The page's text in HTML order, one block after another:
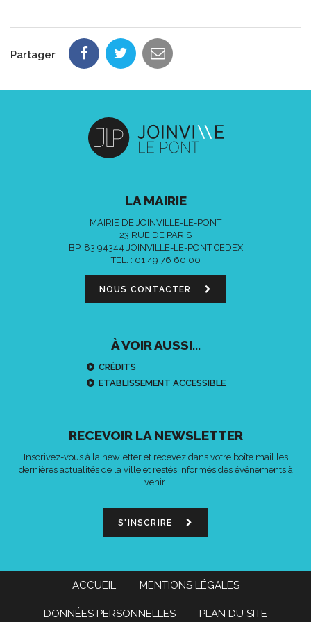
Partager
LA MAIRIE
MAIRIE DE JOINVILLE-LE-PONT
23 RUE DE PARIS
BP. 83 94344 JOINVILLE-LE-PONT CEDEX
TÉL. : 01 49 76 60 00
NOUS CONTACTER
À VOIR AUSSI...
CRÉDITS
ETABLISSEMENT ACCESSIBLE
RECEVOIR LA NEWSLETTER
Inscrivez-vous à la newletter et recevez dans votre boîte mail les
dernières actualités de la ville et restés informés des événements à
venir.
S'INSCRIRE
ACCUEIL MENTIONS LÉGALES
DONNÉES PERSONNELLES PLAN DU SITE